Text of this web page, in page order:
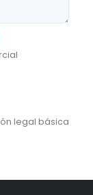
legal básica